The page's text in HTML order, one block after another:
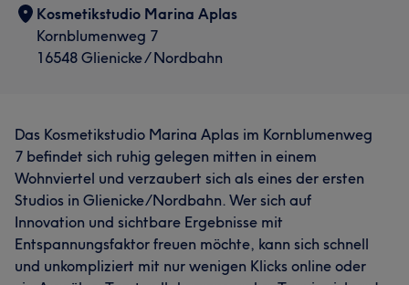
Kosmetikstudio Marina Aplas
Kornblumenweg 7
16548 Glienicke / Nordbahn
Das Kosmetikstudio Marina Aplas im Kornblumenweg
7 befindet sich ruhig gelegen mitten in einem
Wohnviertel und verzaubert sich als eines der ersten
Studios in Glienicke/Nordbahn. Wer sich auf
Innovation und sichtbare Ergebnisse mit
Entspannungsfaktor freuen möchte, kann sich schnell
und unkompliziert mit nur wenigen Klicks online oder